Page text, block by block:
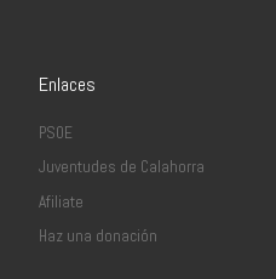
Enlaces
PSOE
Juventudes de Calahorra
Afiliate
Haz una donación